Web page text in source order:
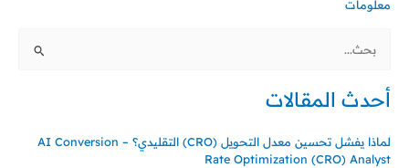
معلومات
البحث
أحدث المقالات
لماذا يفشل تحسين معدل التحويل (CRO) التقليدي؟ – AI Conversion
Rate Optimization (CRO) Analyst